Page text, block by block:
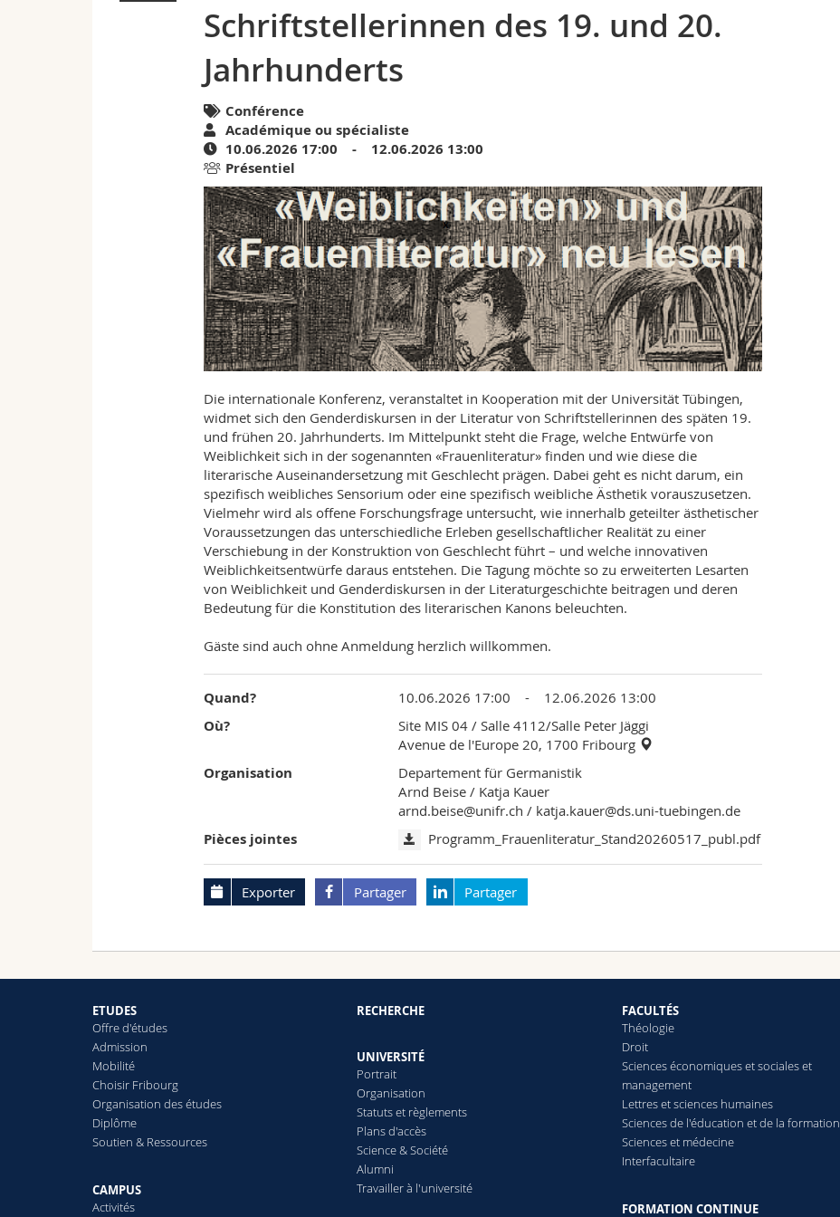
Schriftstellerinnen
Jahrhunderts
l'University
Schriftstellerinnen des 19. und 20.
Jahrhunderts
Conférence
Académique ou spécialiste
10.06.2026 17:00 - 12.06.2026 13:00
Présentiel
Die internationale Konferenz, veranstaltet in Kooperation mit der Universität Tübingen,
widmet sich den Genderdiskursen in der Literatur von Schriftstellerinnen des späten 19.
und frühen 20. Jahrhunderts. Im Mittelpunkt steht die Frage, welche Entwürfe von
Weiblichkeit sich in der sogenannten «Frauenliteratur» finden und wie diese die
literarische Auseinandersetzung mit Geschlecht prägen. Dabei geht es nicht darum, ein
spezifisch weibliches Sensorium oder eine spezifisch weibliche Ästhetik vorauszusetzen.
Vielmehr wird als offene Forschungsfrage untersucht, wie innerhalb geteilter ästhetischer
Voraussetzungen das unterschiedliche Erleben gesellschaftlicher Realität zu einer
Verschiebung in der Konstruktion von Geschlecht führt – und welche innovativen
Weiblichkeitsentwürfe daraus entstehen. Die Tagung möchte so zu erweiterten Lesarten
von Weiblichkeit und Genderdiskursen in der Literaturgeschichte beitragen und deren
Bedeutung für die Konstitution des literarischen Kanons beleuchten.
Gäste sind auch ohne Anmeldung herzlich willkommen.
Quand? 10.06.2026 17:00 - 12.06.2026 13:00
Où? Site MIS 04 / Salle 4112/Salle Peter Jäggi
Avenue de l'Europe 20, 1700 Fribourg
Organisation
Departement für Germanistik
Arnd Beise / Katja Kauer
arnd.beise@unifr.ch / katja.kauer@ds.uni-tuebingen.de
Pièces jointes Programm_Frauenliteratur_Stand20260517_publ.pdf
Exporter Partager Partager
ETUDES
Offre d'études
Admission
Mobilité
Choisir Fribourg
Organisation des études
Diplôme
Soutien & Ressources
CAMPUS
Activités
RECHERCHE
UNIVERSITÉ
Portrait
Organisation
Statuts et règlements
Plans d'accès
Science & Société
Alumni
Travailler à l'université
FACULTÉS
Théologie
Droit
Sciences économiques et sociales et
management
Lettreset sciences humaines
Sciences de l'éducation et de la formation
Sciences et médecine
Interfacultaire
FORMATION CONTINUE